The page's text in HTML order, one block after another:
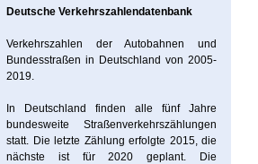
Deutsche Verkehrszahlendatenbank
Verkehrszahlen der Autobahnen und
Bundesstraßen in Deutschland von 2005-
2019.
In Deutschland finden alle fünf Jahre
bundesweite Straßenverkehrszählungen
statt. Die letzte Zählung erfolgte 2015, die
nächste ist für 2020 geplant. Die